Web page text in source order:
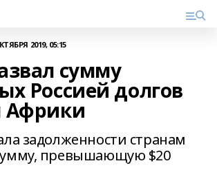
2019, 05:15
сумму
Россией долгов
Африки
задолженности странам
превышающую $20